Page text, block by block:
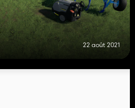
22 août 2021